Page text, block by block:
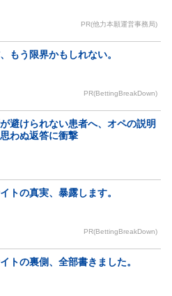
PR(他力本願運営事務局)
もう限界かもしれない。
PR(BettingBreakDown)
避けられない患者へ、オペの説明
わぬ返答に衝撃
トの真実、暴露します。
PR(BettingBreakDown)
トの裏側、全部書きました。